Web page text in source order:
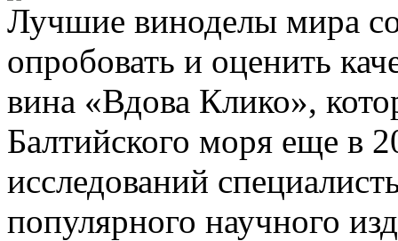
Лучшие виноделы мира
опробовать и оценить
вина «Вдова Клико»,
Балтийского моря еще в
исследований
популярного научного